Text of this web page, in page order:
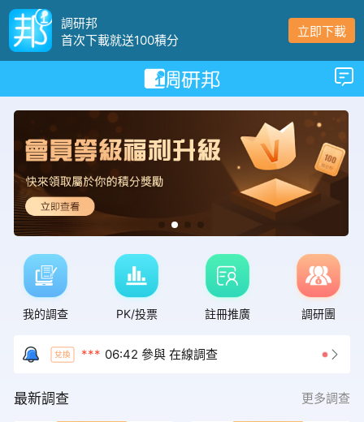
調研邦
首次下載就送100積分
立即下載
下拉可以重繪
我的調查 PK/投票 註冊推廣 調研團
兌換 07:13 參與 在線調查
兌換 *** 06:42 參與 在線調查
兌換
09:56 兌換 5000 積分
09:26 兌換 2500 積分
兌換 *** 07:25 兌換 5000 積分
兌換 ***
兌換 *** 00:20 兌換 2500 積分
14:50 兌換 2500 積分

最新調查 更多調查